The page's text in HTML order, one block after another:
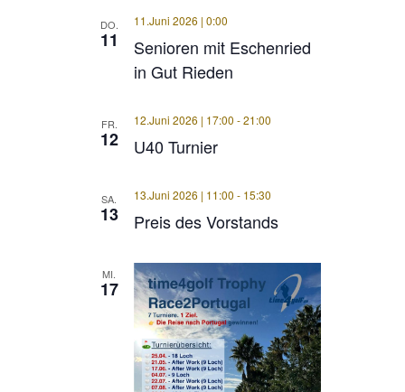
DO.
11
Senioren mit Eschenried
in Gut Rieden
11.Juni 2026 | 0:00
FR.
12 U40 Turnier
12.Juni 2026 | 17:00 -21:00
SA.
13 Preis des Vorstands
13.Juni 2026 | 11:00 - 15:30
MI.
17